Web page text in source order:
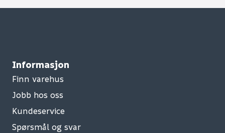
Informasjon
Finn varehus
Jobb hos oss
Kundeservice
Spørsmål og svar